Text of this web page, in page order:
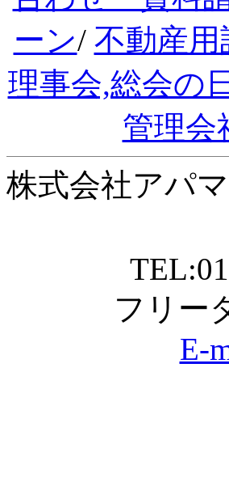
ーン/ 不動産用
理事会,総会の
管理会
株式会社アパ
フリー
E-